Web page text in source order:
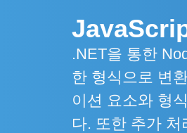
.NET을 통한
한 형식으로 변
이션 요소와 형
다. 또한 추가